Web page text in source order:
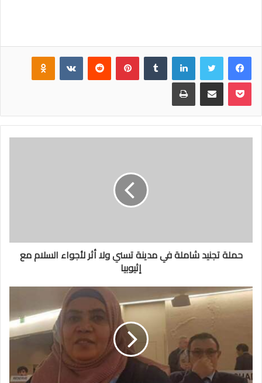
فيسبوك لينكدإن بينتيريست
بوكيت
حملة تجنيد شاملة في مدينة تسني ولا أثر لأجواء السلام مع
إثيوبيا